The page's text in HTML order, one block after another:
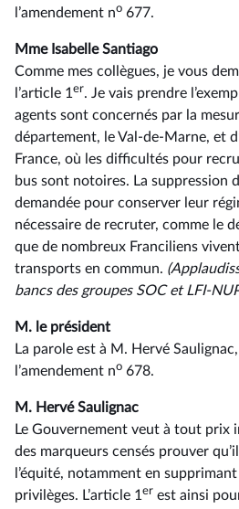
l’amendement no 677.
Mme Isabelle Santiago
Comme mes collègues, je vous
l’article 1 er. Je vais prendre
agents sont concernés par la
département, le Val-de-Marne, et
France, où les difficultés pour
bus sont notoires. La suppression
demandée pour conserver leur
nécessaire de recruter, comme le
que de nombreux Franciliens
transports en commun.
bancs des groupes SOC et LFI-
M. le président
La parole est à M. Hervé
l’amendement no 678.
M. Hervé Saulignac
Le Gouvernement veut à tout prix
des marqueurs censés prouver
l’équité, notamment en
privilèges. L’article 1 er est ainsi